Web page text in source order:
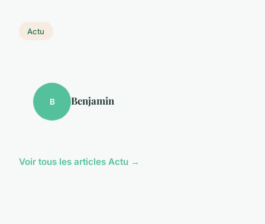
Actu
B Benjamin
Voir tous les articles Actu →